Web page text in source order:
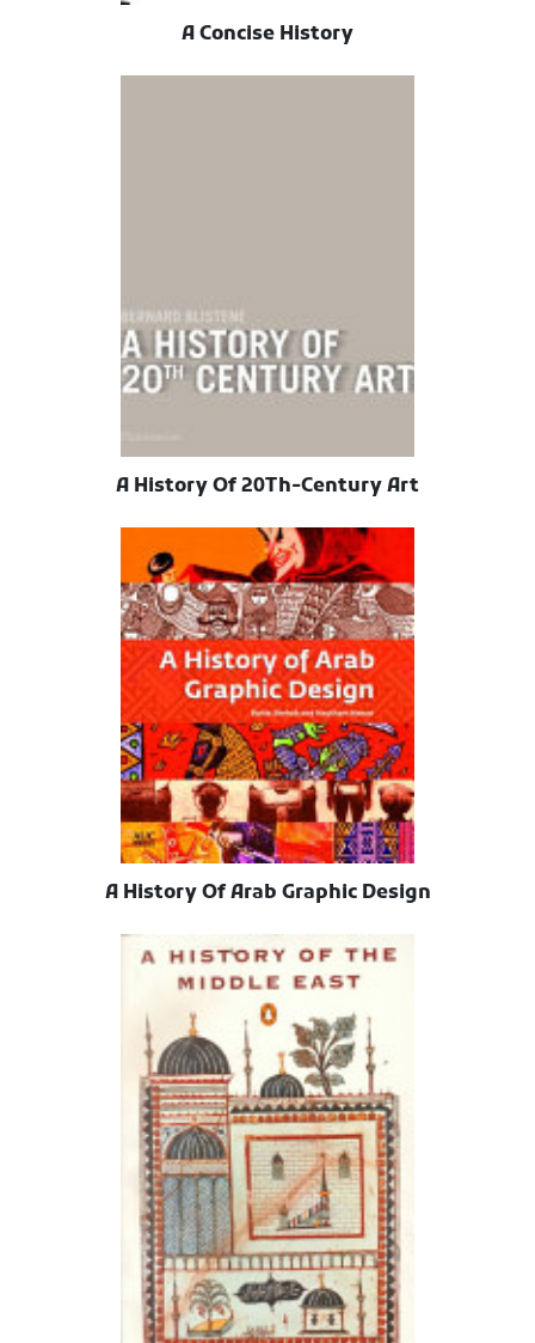
A Concise History
A History Of 20Th-Century Art
A History Of Arab Graphic Design